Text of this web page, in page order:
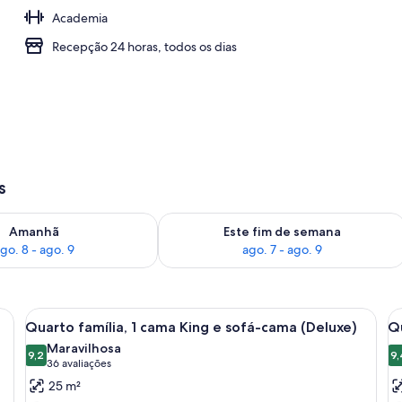
Academia
Recepção 24 horas, todos os dias
8
Amanhã
8 - ago. 9
para amanhã, ago. 8 - ago. 9
Este fim de semana
ago. 7 - ago. 9
Verifica a disponibilidade para este
cama grande, mesas de cabeceira, uma escrivaninha e uma TV fixada
Carrega
todas
as
fotos
Quarto de hotel moderno com uma
7
Quarto família, 1 cama King e sofá-cama (Deluxe)
9,29,2 de 10
Maravilhosa
36 avaliações
(36
avaliações)
25 m²